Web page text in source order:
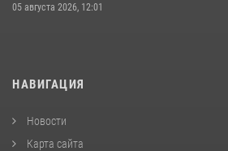
05 августа 2026, 12:01
НАВИГАЦИЯ
Новости
Карта сайта